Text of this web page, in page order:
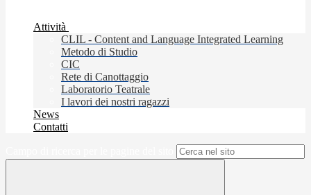
Attività
CLIL - Content and Language Integrated Learning
Metodo di Studio
CIC
Rete di Canottaggio
Laboratorio Teatrale
I lavori dei nostri ragazzi
News
Contatti